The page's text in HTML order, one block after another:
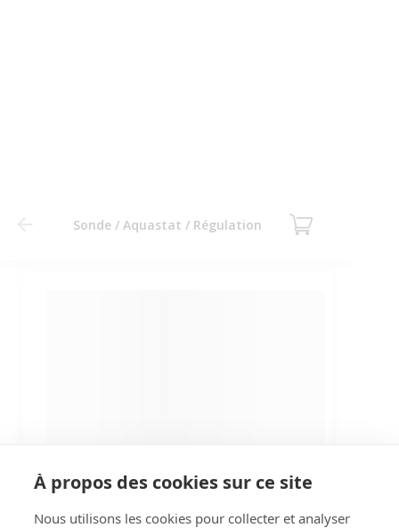
Sonde / Aquastat / Régulation
À propos des cookies sur ce site
Nous utilisons les cookies pour collecter et analyser